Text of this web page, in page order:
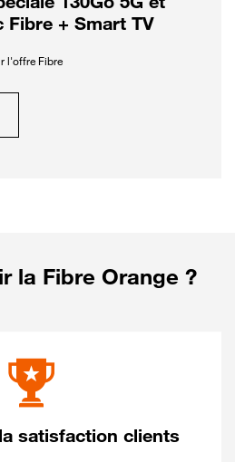
Fibre + Smart TV
l'offre Fibre
la Fibre Orange ?
satisfaction clients